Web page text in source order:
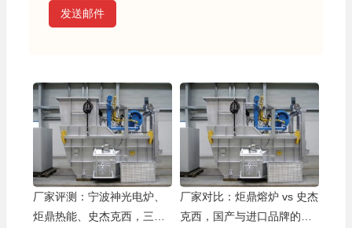
发送邮件
厂家评测：宁波神光电炉、
炬鼎热能、史杰克西，三款
厂家对比：炬鼎熔炉 vs 史杰
克西，国产与进口品牌的优